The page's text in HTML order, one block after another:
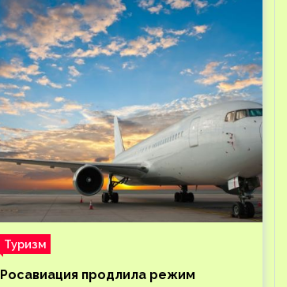
Туризм
Росавиация продлила режим